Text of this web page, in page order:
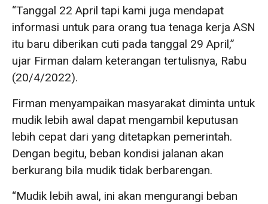
“Tanggal 22 April tapi kami juga mendapat
informasi untuk para orang tua tenaga kerja ASN
itu baru diberikan cuti pada tanggal 29 April,”
ujar Firman dalam keterangan tertulisnya, Rabu
(20/4/2022).
Firman menyampaikan masyarakat diminta untuk
mudik lebih awal dapat mengambil keputusan
lebih cepat dari yang ditetapkan pemerintah.
Dengan begitu, beban kondisi jalanan akan
berkurang bila mudik tidak berbarengan.
“Mudik lebih awal, ini akan mengurangi beban